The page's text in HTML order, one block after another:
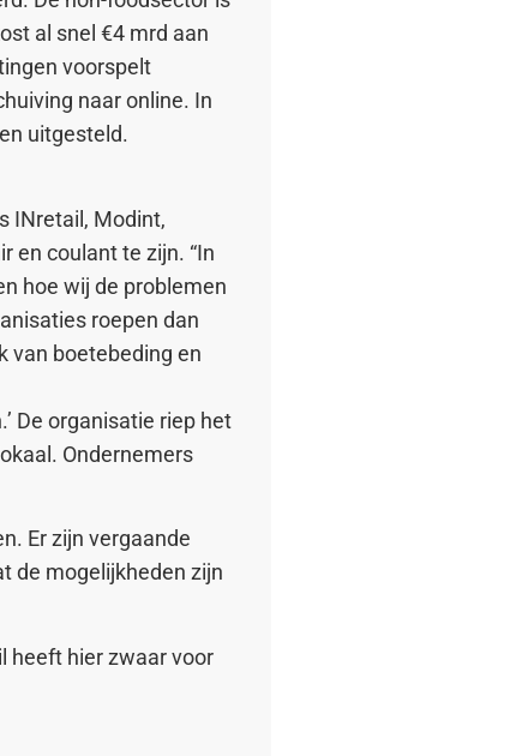
al snel €4 mrd aan
voorspelt
naar online. In
uitgesteld.
INretail, Modint,
en coulant te zijn. “In
hoe wij de problemen
roepen dan
van boetebeding en
De organisatie riep het
Ondernemers
Er zijn vergaande
de mogelijkheden zijn
heeft hier zwaar voor